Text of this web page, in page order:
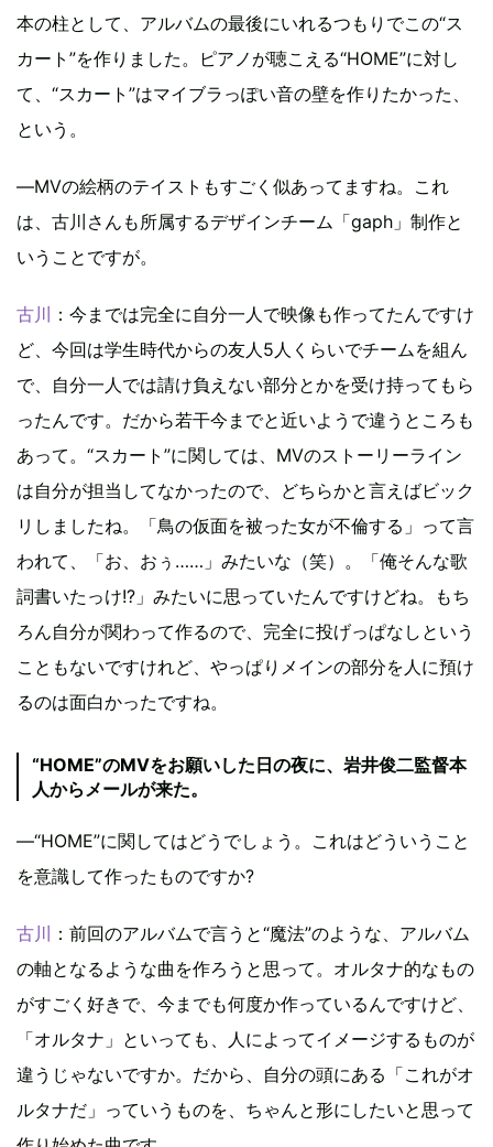
本の柱として、アルバムの最後にいれるつもりでこの“ス
カート”を作りました。ピアノが聴こえる“HOME”に対し
て、“スカート”はマイブラっぽい音の壁を作りたかった、
という。
―MVの絵柄のテイストもすごく似あってますね。これ
は、古川さんも所属するデザインチーム「gaph」制作と
いうことですが。
古川 ：今までは完全に自分一人で映像も作ってたんですけ
ど、今回は学生時代からの友人5人くらいでチームを組ん
で、自分一人では請け負えない部分とかを受け持ってもら
ったんです。だから若干今までと近いようで違うところも
あって。“スカート”に関しては、MVのストーリーライン
は自分が担当してなかったので、どちらかと言えばビック
リしましたね。「鳥の仮面を被った女が不倫する」って言
われて、「お、おぅ……」みたいな（笑）。「俺そんな歌
詞書いたっけ!?」みたいに思っていたんですけどね。もち
ろん自分が関わって作るので、完全に投げっぱなしという
こともないですけれど、やっぱりメインの部分を人に預け
るのは面白かったですね。
“HOME”のMVをお願いした日の夜に、岩井俊二監督本
人からメールが来た。
―“HOME”に関してはどうでしょう。これはどういうこと
を意識して作ったものですか?
古川 ：前回のアルバムで言うと“魔法”のような、アルバム
の軸となるような曲を作ろうと思って。オルタナ的なもの
がすごく好きで、今までも何度か作っているんですけど、
「オルタナ」といっても、人によってイメージするものが
違うじゃないですか。だから、自分の頭にある「これがオ
ルタナだ」っていうものを、ちゃんと形にしたいと思って